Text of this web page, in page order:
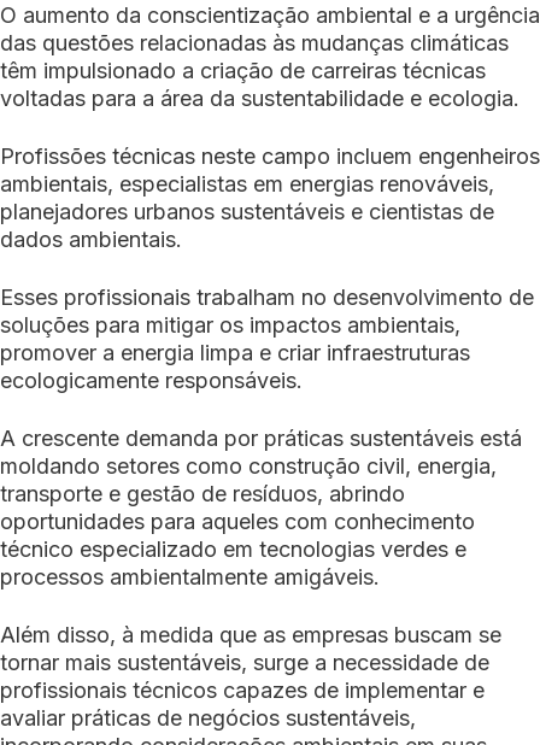
O aumento da conscientização ambiental e a urgência
das questões relacionadas às mudanças climáticas
têm impulsionado a criação de carreiras técnicas
voltadas para a área da sustentabilidade e ecologia.
Profissões técnicas neste campo incluem engenheiros
ambientais, especialistas em energias renováveis,
planejadores urbanos sustentáveis e cientistas de
dados ambientais.
Esses profissionais trabalham no desenvolvimento de
soluções para mitigar os impactos ambientais,
promover a energia limpa e criar infraestruturas
ecologicamente responsáveis.
A crescente demanda por práticas sustentáveis está
moldando setores como construção civil, energia,
transporte e gestão de resíduos, abrindo
oportunidades para aqueles com conhecimento
técnico especializado em tecnologias verdes e
processos ambientalmente amigáveis.
Além disso, à medida que as empresas buscam se
tornar mais sustentáveis, surge a necessidade de
profissionais técnicos capazes de implementar e
avaliar práticas de negócios sustentáveis,